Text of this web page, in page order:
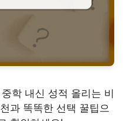
학 내신 성적 올리는 비
과 똑똑한 선택 꿀팁으